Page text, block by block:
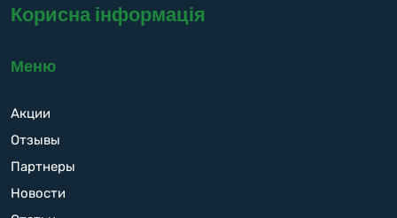
Корисна інформація
Меню
Акции
Отзывы
Партнеры
Новости